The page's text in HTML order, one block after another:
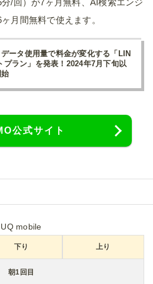
/回）が7ヶ月無料、AI検索エンジ
ヶ月間無料で使えます。
ータ使用量で料金が変化する「LIN
プラン」を発表！2024年7月下旬以
公式サイト
UQ mobile
下り 上り
朝1回目